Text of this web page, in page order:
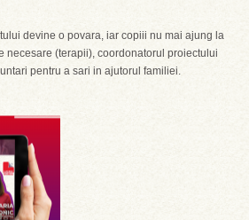
devine o povara, iar copiii nu mai ajung la
necesare (terapii), coordonatorul proiectului
pentru a sari in ajutorul familiei.